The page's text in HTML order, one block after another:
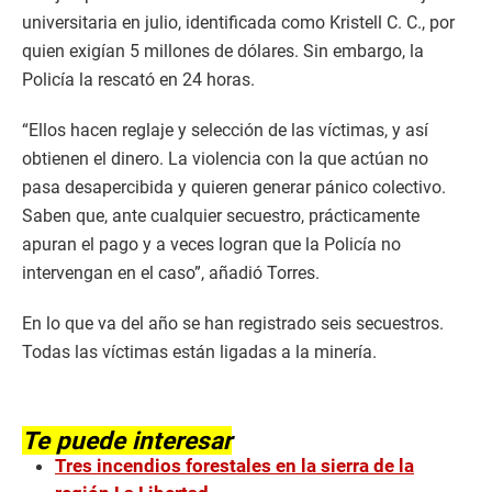
universitaria en julio, identificada como Kristell C. C., por
quien exigían 5 millones de dólares. Sin embargo, la
Policía la rescató en 24 horas.
“Ellos hacen reglaje y selección de las víctimas, y así
obtienen el dinero. La violencia con la que actúan no
pasa desapercibida y quieren generar pánico colectivo.
Saben que, ante cualquier secuestro, prácticamente
apuran el pago y a veces logran que la Policía no
intervengan en el caso”, añadió Torres.
En lo que va del año se han registrado seis secuestros.
Todas las víctimas están ligadas a la minería.
Te puede interesar
Tres incendios forestales en la sierra de la